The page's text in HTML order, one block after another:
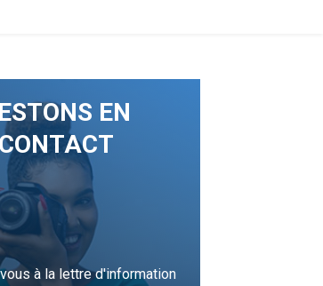
EN
CONTACT
à la lettre d'information